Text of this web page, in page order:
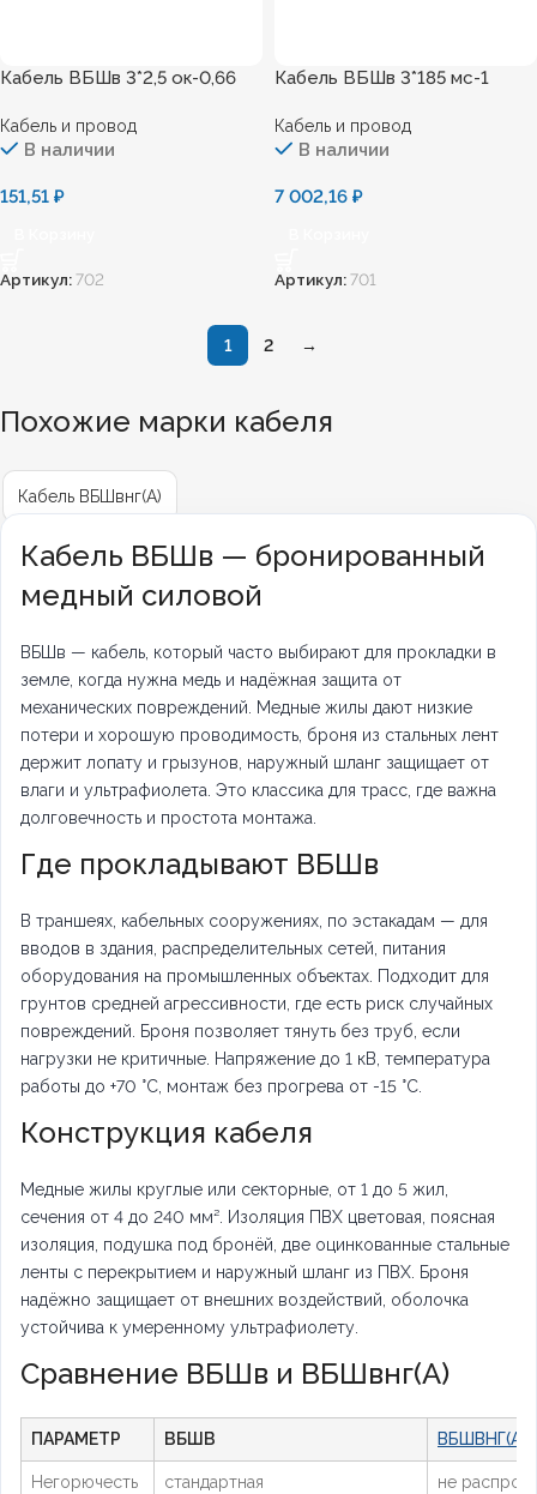
Кабель ВБШв 3*2,5 ок-0,66
Кабель и провод
В наличии
151,51 ₽
Артикул:702
Кабель ВБШв 3*185 мс-1
Кабель и провод
В наличии
7 002,16 ₽
Артикул:701
1 2 →
Похожие марки кабеля
Кабель ВБШвнг(А)
Кабель ВБШв — бронированный
медный силовой
ВБШв — кабель, который часто выбирают для прокладки в
земле, когда нужна медь и надёжная защита от
механических повреждений. Медные жилы дают низкие
потери и хорошую проводимость, броня из стальных лент
держит лопату и грызунов, наружный шланг защищает от
влаги и ультрафиолета. Это классика для трасс, где важна
долговечность и простота монтажа.
Где прокладывают ВБШв
В траншеях, кабельных сооружениях, по эстакадам — для
вводов в здания, распределительных сетей, питания
оборудования на промышленных объектах. Подходит для
грунтов средней агрессивности, где есть риск случайных
повреждений. Броня позволяет тянуть без труб, если
нагрузки не критичные. Напряжение до 1 кВ, температура
работы до +70 °C, монтаж без прогрева от -15 °C.
Конструкция кабеля
Медные жилы круглые или секторные, от 1 до 5 жил,
сечения от 4 до 240 мм². Изоляция ПВХ цветовая, поясная
изоляция, подушка под бронёй, две оцинкованные стальные
ленты с перекрытием и наружный шланг из ПВХ. Броня
надёжно защищает от внешних воздействий, оболочка
устойчива к умеренному ультрафиолету.
Сравнение ВБШв и ВБШвнг(А)
ПАРАМЕТР ВБШВ ВБШВНГ(А)
Негорючесть стандартная не